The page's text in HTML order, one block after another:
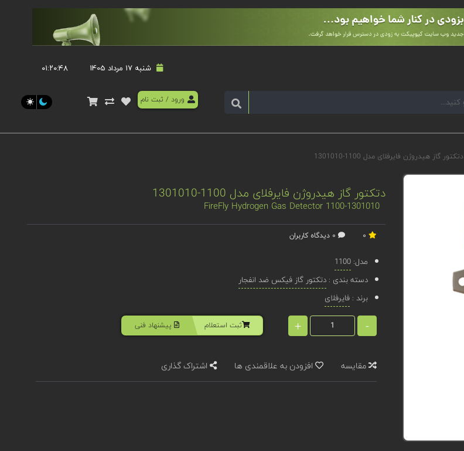
شنبه 17 مرداد 1405 ۰۱:۲۰:۴۸
ورود / ثبت نام
دتکتور گاز هیدروژن فایرفلای مدل 1100-1301010
دتکتور گاز هیدروژن فایرفلای مدل 1100-1301010
FireFly Hydrogen Gas Detector 1100-1301010
مدل: 1100
دسته بندی : دتکتور گاز فیکس ضد انفجار
برند : فایرفلای
-
+ ثبت استعلام پیشنهاد فنی
مقایسه افزودن به علاقمندی ها اشتراک گذاری